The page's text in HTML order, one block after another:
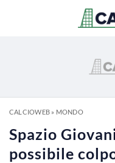
CALCIOWEB» MONDO
Spazio
possibile